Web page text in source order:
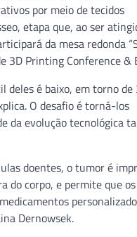
por meio de tecidos
etapa que, ao ser
da mesa redonda
3D Printing Conference &
deles é baixo, em torno de
O desafio é torná-los
da evolução tecnológica
doentes, o tumor é
do corpo, e permite que os
Dernowsek.